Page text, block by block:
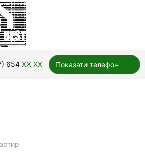
654 XX XX Показати телефон